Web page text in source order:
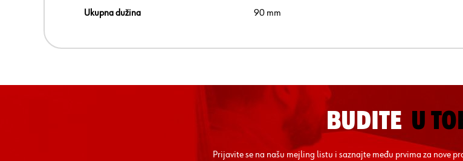
Ukupna dužina 90 mm
BUDITE U
Prijavite se na našu mejling listu i saznajte među prvima za nove